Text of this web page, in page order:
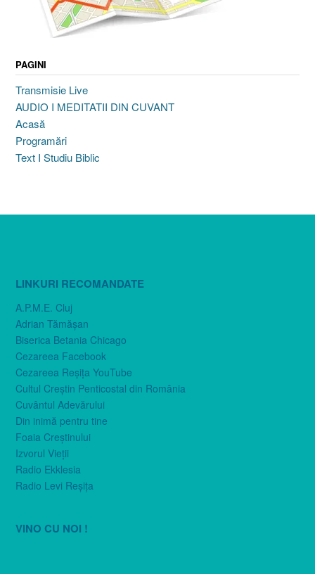
PAGINI
Transmisie Live
AUDIO I MEDITATII DIN CUVANT
Acasă
Programări
Text I Studiu Biblic
LINKURI RECOMANDATE
A.P.M.E. Cluj
Adrian Tămăşan
Biserica Betania Chicago
Cezareea Facebook
Cezareea Reşiţa YouTube
Cultul Creştin Penticostal din România
Cuvântul Adevărului
Din inimă pentru tine
Foaia Creştinului
Izvorul Vieţii
Radio Ekklesia
Radio Levi Reşiţa
VINO CU NOI !